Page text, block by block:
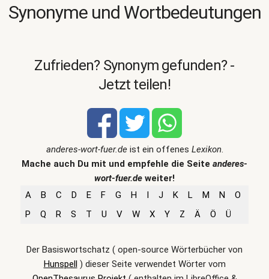
Synonyme und Wortbedeutungen
Zufrieden? Synonym gefunden? -
Jetzt teilen!
anderes-wort-fuer.deist ein offenes Lexikon.
Mache auch Du mit und empfehle die Seite anderes-
wort-fuer.de weiter!
A
B C D E F G H I J K L M N
O
P
Q R S T U V W X Y Z Ä Ö Ü
Der Basiswortschatz ( open-source Wörterbücher von
Hunspell) dieser Seite verwendet Wörter vom